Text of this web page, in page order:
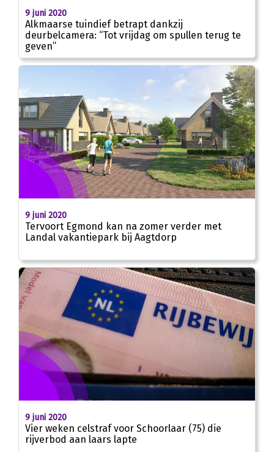
9 juni 2020
Alkmaarse tuindief betrapt dankzij
deurbelcamera: “Tot vrijdag om spullen terug te
geven”
9 juni 2020
Tervoort Egmond kan na zomer verder met
Landal vakantiepark bij Aagtdorp
9 juni 2020
Vier weken celstraf voor Schoorlaar (75) die
rijverbod aan laars lapte